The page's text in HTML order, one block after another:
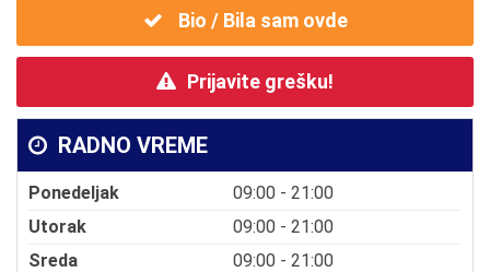
Bio / Bila sam ovde
Prijavite grešku!
RADNO VREME
Ponedeljak
09:00 - 21:00
Utorak
09:00 - 21:00
Sreda
09:00 - 21:00